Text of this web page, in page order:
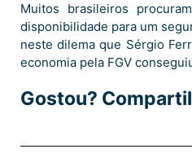
Muitos brasileiros
disponibilidade para um
neste dilema que Sérgio
economia pela FGV
Gostou?